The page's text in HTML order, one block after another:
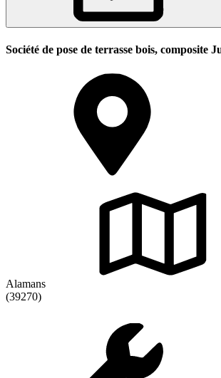
Société de pose de terrasse bois, composite
Alamans
(39270)